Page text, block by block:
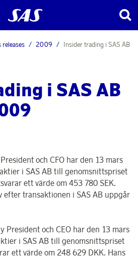
releases 2009
Insider trading i SAS AB
i SAS AB
och CFO har den 13 mars
i SAS AB till genomsnittspriset
ett värde om 453 780 SEK.
efter transaktionen i SAS AB uppgår
President och CEO har den 13 mars
i SAS AB till genomsnittspriset
ett värde om 248 629 DKK. Hans